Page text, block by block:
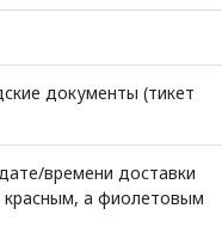
документы (тикет
времени доставки
красным, а фиолетовым